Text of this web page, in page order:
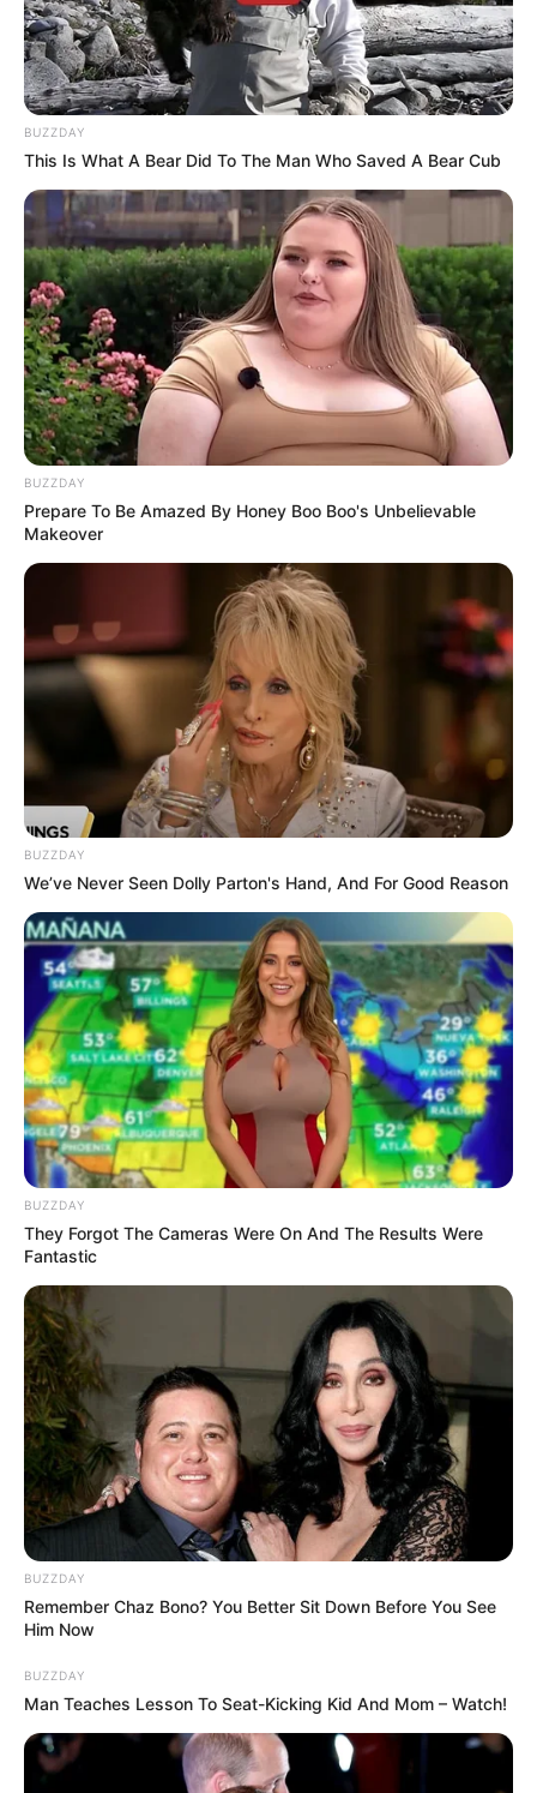
(foto: pinterest)
9. Untuk kesan feminim, cukup memakai rok midi
dengan model tumpuk seperti ini nih. Bisa
disandingkan dengan sepatu atau sandal
(foto: pinterest)
10. Untuk berangkat ke pesta, tak ada salahnya
memakai blazer batwing dengan warna netral. Untuk
rok bisa gunakan bermotif agar terlihatstunning
BUZZDAY
This Is What A Bear Did To The Man Who Saved A Bear Cub
BUZZDAY
Prepare To Be Amazed By Honey Boo Boo's Unbelievable
Makeover
BUZZDAY
We’ve Never Seen Dolly Parton's Hand, And For Good Reason
BUZZDAY
They Forgot The Cameras Were On And The Results Were
Fantastic
BUZZDAY
Remember Chaz Bono? You Better Sit Down Before You See
Him Now
BUZZDAY
Man Teaches Lesson To Seat-Kicking Kid And Mom – Watch!